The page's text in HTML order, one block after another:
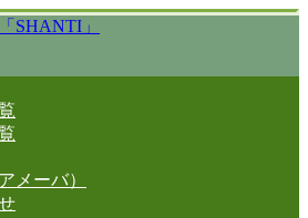
メーバ）